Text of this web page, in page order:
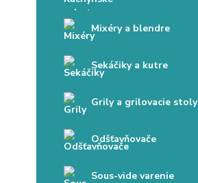
Mixéry a blendre
Sekáčiky a kutre
Grily a grilovacie stoly
Odšťavňovače
Sous-vide varenie